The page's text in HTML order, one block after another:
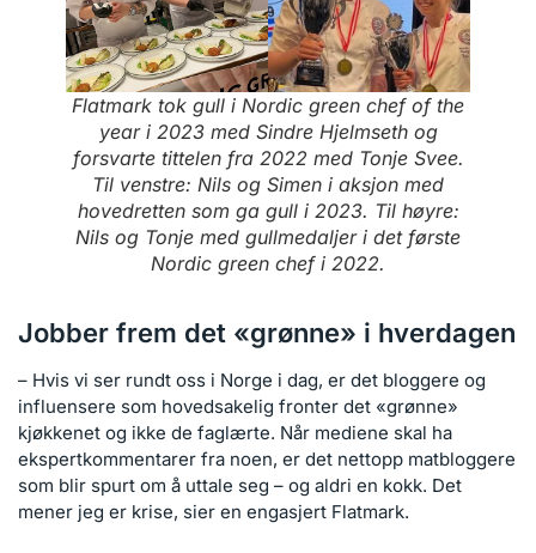
Flatmark tok gull i Nordic green chef of the
year i 2023 med Sindre Hjelmsethog
forsvarte tittelen fra 2022 med Tonje Svee.
Til venstre: Nils og Simen i aksjon med
hovedretten som ga gull i 2023. Til høyre:
Nils og Tonje med gullmedaljer i det første
Nordic green chef i 2022.
Jobber frem det «grønne» i hverdagen
– Hvis vi ser rundt oss i Norge i dag, er det bloggere og
influensere som hovedsakelig fronter det «grønne»
kjøkkenet og ikke de faglærte. Når mediene skal ha
ekspertkommentarer fra noen, er det nettopp matbloggere
som blir spurt om å uttale seg – og aldri en kokk. Det
mener jeg er krise, sier en engasjert Flatmark.